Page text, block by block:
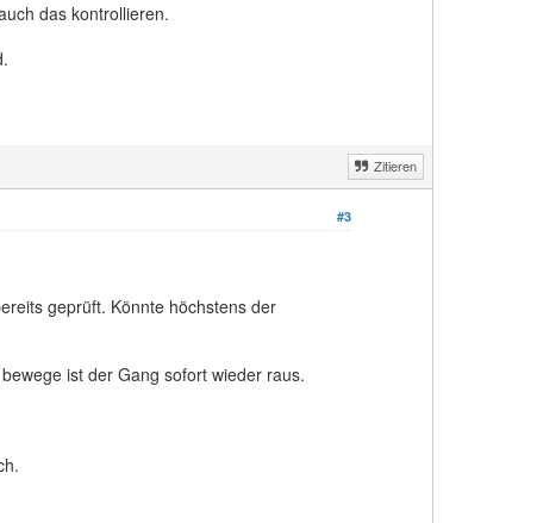
das kontrollieren.
Zitieren
#3
geprüft. Könnte höchstens der
ist der Gang sofort wieder raus.